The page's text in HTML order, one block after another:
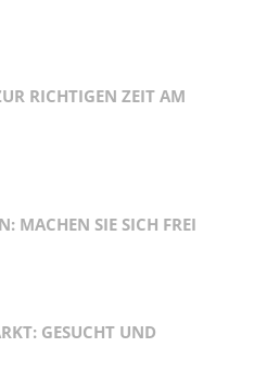
RICHTIGEN ZEIT AM
MACHEN SIE SICH FREI
GESUCHT UND